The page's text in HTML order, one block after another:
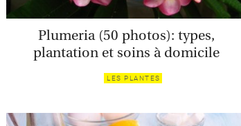
Plumeria (50 photos): types,
plantation et soins à domicile
LES PLANTES